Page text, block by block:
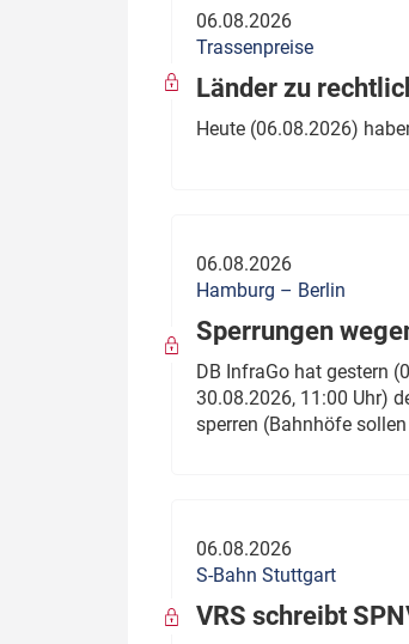
Politik
wen?
Thema des Monats
Dossier:
Dossier: ETCS
Dossier:
06.08.2026
Trassenpreise
Länder zu
Heute (06.08.2026)
06.08.2026
Hamburg – Berlin
Sperrungen
DB InfraGo hat gestern
30.08.2026, 11:00 Uhr)
sperren (Bahnhöfe
06.08.2026
S-Bahn Stuttgart
VRS schreibt